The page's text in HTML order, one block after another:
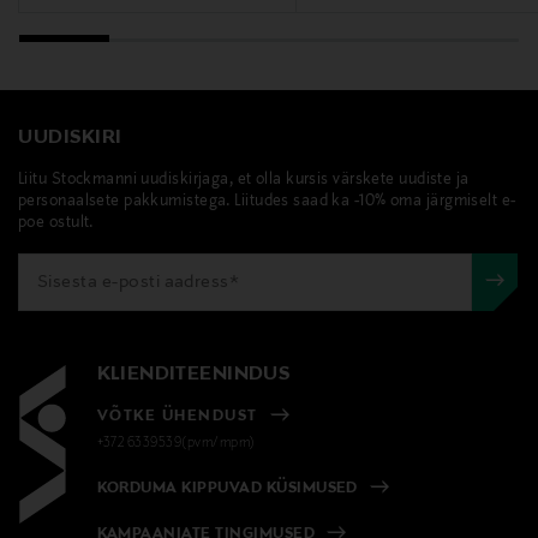
UUDISKIRI
Liitu Stockmanni uudiskirjaga, et olla kursis värskete uudiste ja
personaalsete pakkumistega. Liitudes saad ka -10% oma järgmiselt e-
poe ostult.
KLIENDITEENINDUS
VÕTKE ÜHENDUST
+372 6339539(pvm/mpm)
KORDUMA KIPPUVAD KÜSIMUSED
KAMPAANIATE TINGIMUSED